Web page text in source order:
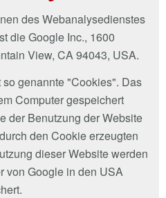
des Webanalysedienstes
die Google Inc., 1600
View, CA 94043, USA.
genannte "Cookies". Das
Computer gespeichert
der Benutzung der Website
den Cookie erzeugten
dieser Website werden
von Google in den USA